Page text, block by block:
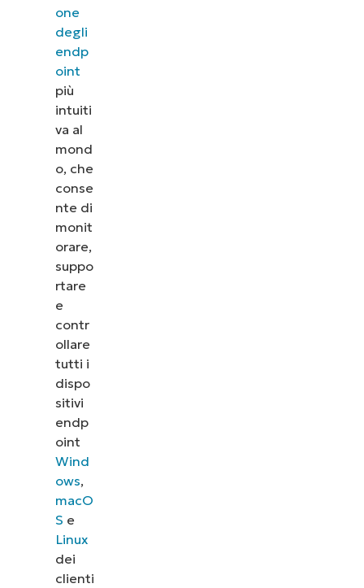
one
degli
endp
oint
più
intuiti
va al
mond
o, che
conse
nte di
monit
orare,
suppo
rtare
e
contr
ollare
tutti i
dispo
sitivi
endp
oint
Wind
ows,
macO
S e
Linux
dei
clienti